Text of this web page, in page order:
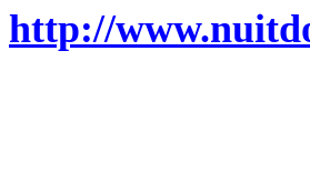
http://